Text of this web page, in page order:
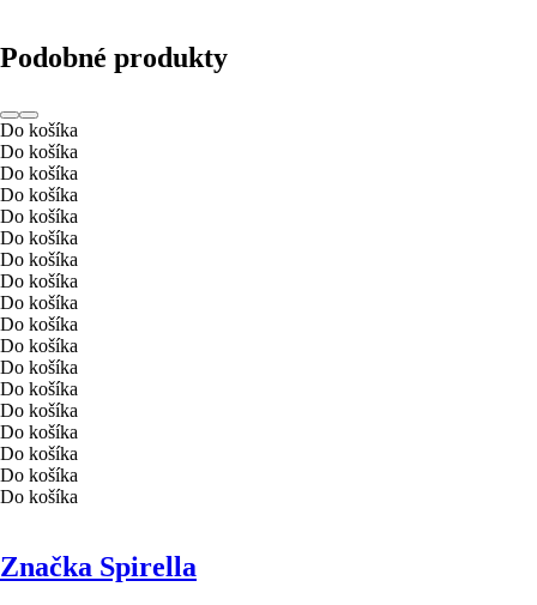
Podobné produkty
Do košíka
Do košíka
Do košíka
Do košíka
Do košíka
Do košíka
Do košíka
Do košíka
Do košíka
Do košíka
Do košíka
Do košíka
Do košíka
Do košíka
Do košíka
Do košíka
Do košíka
Do košíka
Značka Spirella